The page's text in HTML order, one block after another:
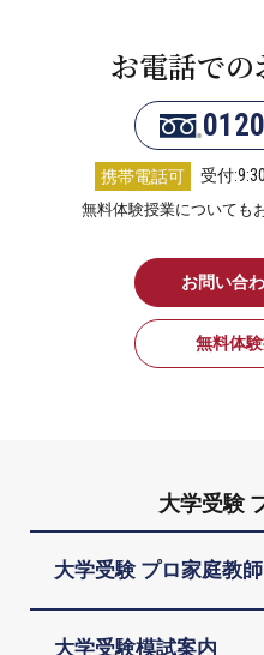
お電話で
携帯電話可 受付
無料体験授業についても
お問い合
無料体
大学受験
大学受験 プロ家庭教師
大学受験模試案内